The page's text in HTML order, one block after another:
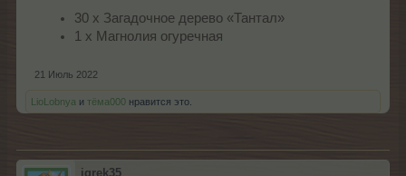
30 х Загадочное дерево «Тантал»
1 х Магнолия огуречная
21 Июль 2022
LioLobnya и тёма000 нравится это.
igrek35